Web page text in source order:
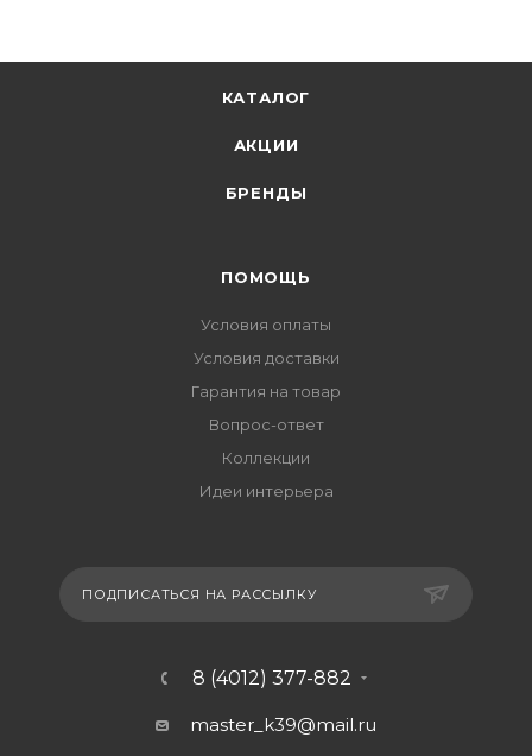
КАТАЛОГ
АКЦИИ
БРЕНДЫ
ПОМОЩЬ
Условия оплаты
Условия доставки
Гарантия на товар
Вопрос-ответ
Коллекции
Идеи интерьера
ПОДПИСАТЬСЯ НА РАССЫЛКУ
8 (4012) 377-882
master_k39@mail.ru